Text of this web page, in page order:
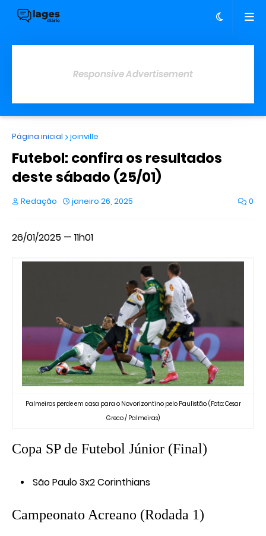
Responsive Advertisement
Página inicial joinville
Futebol: confira os resultados
deste sábado (25/01)
Redação janeiro 26, 2025 0
26/01/2025 — 11h01
Palmeiras perde em casa para o Novorizontino pelo Paulistão. (Foto: Cesar
Greco / Palmeiras)
Copa SP de Futebol Júnior (Final)
São Paulo 3x2 Corinthians
Campeonato Acreano (Rodada 1)